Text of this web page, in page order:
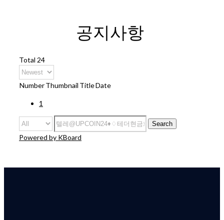
공지사항
Total 24
NumberThumbnail TitleDate
1
Search
Powered by KBoard